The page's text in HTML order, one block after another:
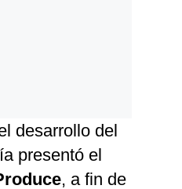
desarrollo del
presentó el
, a fin de